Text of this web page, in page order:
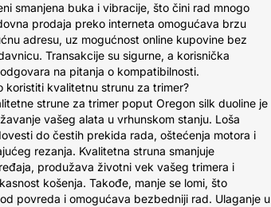
smanjena buka i vibracije, što čini rad mnogo
prodaja preko interneta omogućava brzu
adresu, uz mogućnost online kupovine bez
Transakcije su sigurne, a korisnička
na pitanja o kompatibilnosti.
koristiti kvalitetnu strunu za trimer?
strune za trimer poput Oregon silk duoline je
vašeg alata u vrhunskom stanju. Loša
do čestih prekida rada, oštećenja motora i
rezanja. Kvalitetna struna smanjuje
produžava životni vek vašeg trimera i
košenja. Takođe, manje se lomi, što
povreda i omogućava bezbedniji rad. Ulaganje u